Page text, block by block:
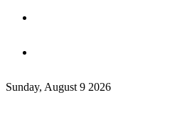
for
Sunday, August 9 2026